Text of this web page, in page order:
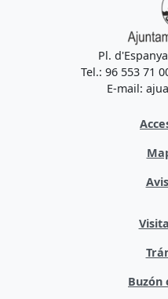
Pl.
Tel.: 96 553 71
E-mail:
Buzón